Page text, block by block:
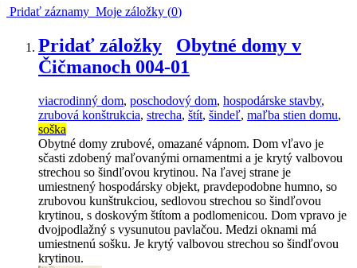
Pridať záznamy Moje záložky (0)
Pridať záložky
Obytné domy v
Čičmanoch 004-01
viacrodinný dom, poschodový dom, hospodárske stavby,
zrubová konštrukcia, strecha, štít, šindeľ, maľba stien domu,
soška
Obytné domy zrubové, omazané vápnom. Dom vľavo je
sčasti zdobený maľovanými ornamentmi a je krytý valbovou
strechou so šindľovou krytinou. Na ľavej strane je
umiestnený hospodársky objekt, pravdepodobne humno, so
zrubovou kunštrukciou, sedlovou strechou so šindľovou
krytinou, s doskovým štítom a podlomenicou. Dom vpravo je
dvojpodlažný s vysunutou pavlačou. Medzi oknami má
umiestnenú sošku. Je krytý valbovou strechou so šindľovou
krytinou.